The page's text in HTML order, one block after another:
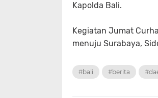
Kapolda Bali.
Kegiatan Jumat
menuju Surabaya,
#bali #berita